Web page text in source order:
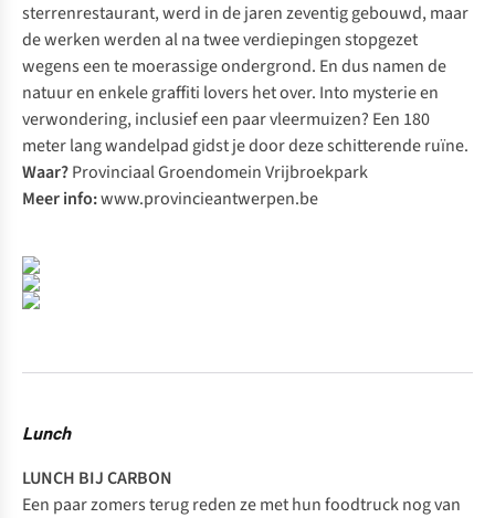
sterrenrestaurant, werd in de jaren zeventig gebouwd, maar
de werken werden al na twee verdiepingen stopgezet
wegens een te moerassige ondergrond. En dus namen de
natuur en enkele graffiti lovers het over. Into mysterie en
verwondering, inclusief een paar vleermuizen? Een 180
meter lang wandelpad gidst je door deze schitterende ruïne.
Waar?Provinciaal Groendomein Vrijbroekpark
Meer info:www.provincieantwerpen.be
Lunch
LUNCH BIJ CARBON
Een paar zomers terug reden ze met hun foodtruck nog van